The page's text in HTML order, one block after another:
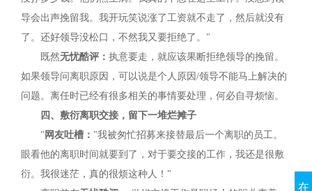
导会出声挽留我。我开玩笑说涨了工资就不走了，然后就没有
了。还好领导没松口，不然我又要拒绝了。"
既然无忧酷评： 执意要走，就应该果断拒绝领导的挽留。
如果领导问离职原因，可以说是个人原因/领导不能马上解决的
问题。离任时已经有很多相关的事情要处理，何必自寻烦恼。
四、敷衍离职交接，留下一堆烂摊子
" 网友吐槽： "我被匆忙招募来接替最后一个离职的员工。
眼看他的离职时间就要到了，对于要交接的工作，我还是很敷
衍。我很迷茫，真的很烦这种人！"
在